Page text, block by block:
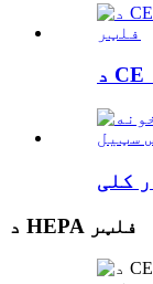
د HEPA فلټر